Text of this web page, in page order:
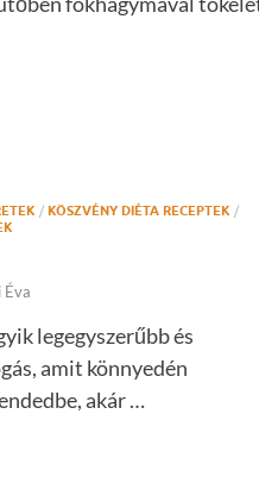
/ KÖSZVÉNY DIÉTA RECEPTEK /
Éva
legegyszerűbb és
amit könnyedén
akár …